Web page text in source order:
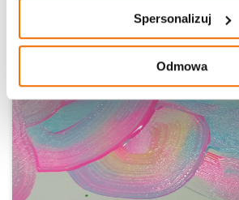
Spersonalizuj
Odmowa